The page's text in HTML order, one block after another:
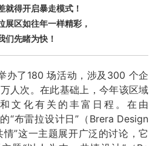
就得开启暴走模式！
展区如往年一样精彩，
们先睹为快！
办了180 场活动，涉及300 个企
人次。在此基础上，今年该区域
文化有关的丰富日程。在由
“布雷拉设计日”（Brera Design
”这一主题展开广泛的讨论，它